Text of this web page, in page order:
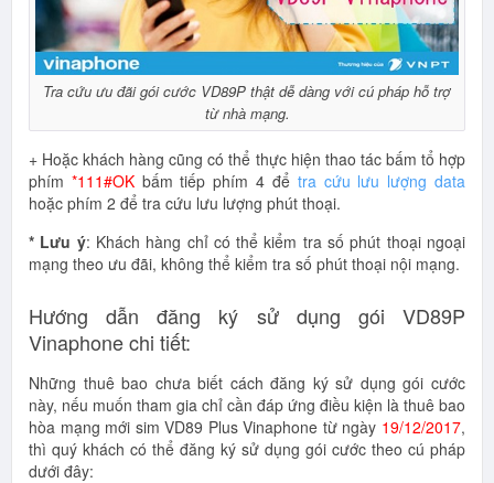
Tra cứu ưu đãi gói cước VD89P thật dễ dàng với cú pháp hỗ trợ
từ nhà mạng.
+ Hoặc khách hàng cũng có thể thực hiện thao tác bấm tổ hợp
phím *111#OKbấm tiếp phím 4 để tra cứu lưu lượng data
hoặc phím 2 để tra cứu lưu lượng phút thoại.
* Lưu ý: Khách hàng chỉ có thể kiểm tra số phút thoại ngoại
mạng theo ưu đãi, không thể kiểm tra số phút thoại nội mạng.
Hướng dẫn đăng ký sử dụng gói VD89P
Vinaphone chi tiết:
Những thuê bao chưa biết cách đăng ký sử dụng gói cước
này, nếu muốn tham gia chỉ cần đáp ứng điều kiện là thuê bao
hòa mạng mới sim VD89 Plus Vinaphone từ ngày 19/12/2017,
thì quý khách có thể đăng ký sử dụng gói cước theo cú pháp
dưới đây: